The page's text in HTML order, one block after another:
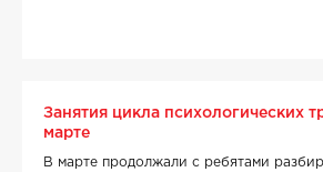
Занятия цикла психологических
марте
В марте продолжали с ребятами